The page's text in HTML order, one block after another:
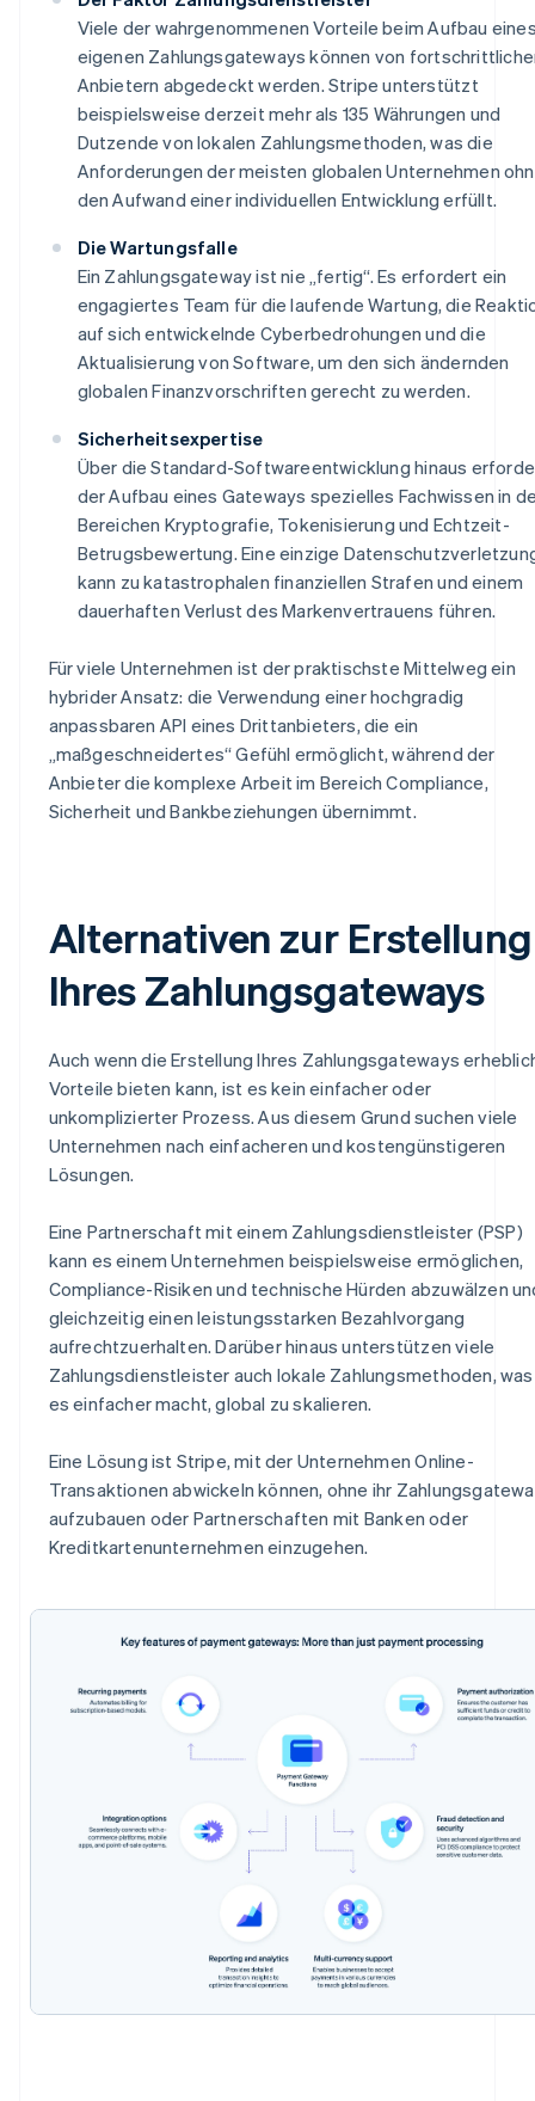
Viele der wahrgenommenen Vorteile beim Aufbau
eigenen Zahlungsgateways können von
Anbietern abgedeckt werden. Stripe unterstützt
beispielsweise derzeit mehr als 135 Währungen und
Dutzende von lokalen Zahlungsmethoden, was die
Anforderungen der meisten globalen Unternehmen
den Aufwand einer individuellen Entwicklung erfüllt.
Die Wartungsfalle
Ein Zahlungsgateway ist nie „fertig“. Es erfordert ein
engagiertes Team für die laufende Wartung, die
auf sich entwickelnde Cyberbedrohungen und die
Aktualisierung von Software, um den sich ändernden
globalen Finanzvorschriften gerecht zu werden.
Sicherheitsexpertise
Über die Standard-Softwareentwicklung hinaus
der Aufbau eines Gateways spezielles Fachwissen in
Bereichen Kryptografie, Tokenisierung und Echtzeit-
Betrugsbewertung. Eine einzige
kann zu katastrophalen finanziellen Strafen und einem
dauerhaften Verlust des Markenvertrauens führen.
Für viele Unternehmen ist der praktischste Mittelweg ein
hybrider Ansatz: die Verwendung einer hochgradig
anpassbaren API eines Drittanbieters, die ein
„maßgeschneidertes“ Gefühl ermöglicht, während der
Anbieter die komplexe Arbeit im Bereich Compliance,
Sicherheit und Bankbeziehungen übernimmt.
Alternativen zur Erstellung
Ihres Zahlungsgateways
Auch wenn die Erstellung Ihres Zahlungsgateways
Vorteile bieten kann, ist es kein einfacher oder
unkomplizierter Prozess. Aus diesem Grund suchen viele
Unternehmen nach einfacheren und kostengünstigeren
Lösungen.
Eine Partnerschaft mit einem Zahlungsdienstleister (PSP)
kann es einem Unternehmen beispielsweise ermöglichen,
Compliance-Risiken und technische Hürden abzuwälzen
gleichzeitig einen leistungsstarken Bezahlvorgang
aufrechtzuerhalten. Darüber hinaus unterstützen viele
Zahlungsdienstleister auch lokale Zahlungsmethoden, was
es einfacher macht, global zu skalieren.
Eine Lösung ist Stripe, mit der Unternehmen Online-
Transaktionen abwickeln können, ohne ihr
aufzubauen oder Partnerschaften mit Banken oder
Kreditkartenunternehmen einzugehen.